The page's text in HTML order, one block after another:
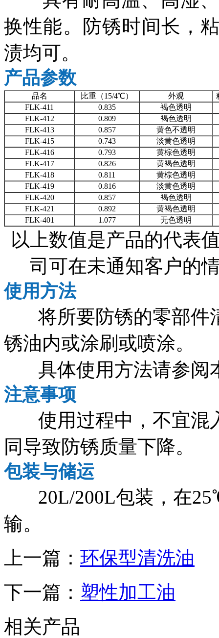
换性能。防锈时间长，
渍均可。
产品参数
品名 比重（15/4℃） 外观
FLK-411
0.835
褐色透明
FLK-412
0.809
褐色透明
FLK-413
0.857
黄色不透明
FLK-415
0.743
淡黄色透明
FLK-416
0.793
黄棕色透明
FLK-417
0.826
黄褐色透明
FLK-418
0.811
黄棕色透明
FLK-419
0.816
淡黄色透明
FLK-420
0.857
褐色透明
FLK-421
0.892
黄褐色透明
FLK-401
1.077 无色透明
以上数值是产品的代表
司可在未通知客户的
使用方法
将所要防锈的零部件
锈油内或涂刷或喷涂。
具体使用方法请参阅
注意事项
使用过程中，不宜混
同导致防锈质量下降。
包装与储运
20L/200L包装，在
输。
上一篇： 环保型清洗油
下一篇： 塑性加工油
相关产品